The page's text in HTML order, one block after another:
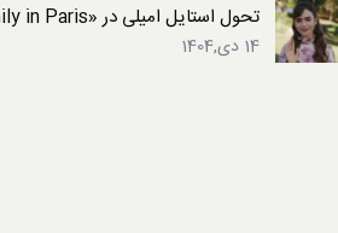
تحول استایل امیلی در «Emily in Paris» فصل ۵
14 دی,1404